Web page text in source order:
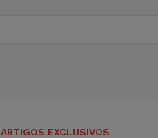
ARTIGOS EXCLUSIVOS